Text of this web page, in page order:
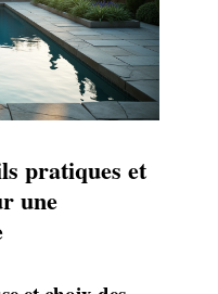
pratiques et
une